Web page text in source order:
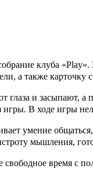
клуба
а также
глаза и засыпают,
игры. В ходе игры
умение
мышления,
свободное время